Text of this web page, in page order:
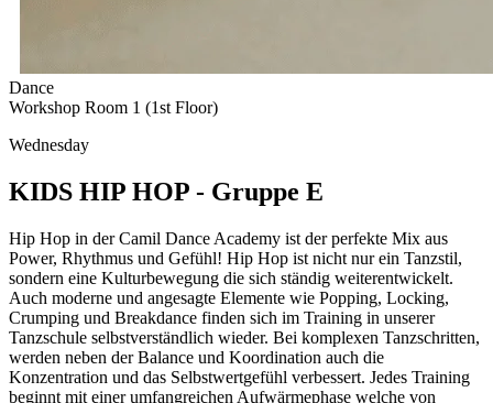
Dance
Workshop Room 1 (1st Floor)
Wednesday
KIDS HIP HOP - Gruppe E
Hip Hop in der Camil Dance Academy ist der perfekte Mix aus
Power, Rhythmus und Gefühl! Hip Hop ist nicht nur ein Tanzstil,
sondern eine Kulturbewegung die sich ständig weiterentwickelt.
Auch moderne und angesagte Elemente wie Popping, Locking,
Crumping und Breakdance finden sich im Training in unserer
Tanzschule selbstverständlich wieder. Bei komplexen Tanzschritten,
werden neben der Balance und Koordination auch die
Konzentration und das Selbstwertgefühl verbessert. Jedes Training
beginnt mit einer umfangreichen Aufwärmephase welche von